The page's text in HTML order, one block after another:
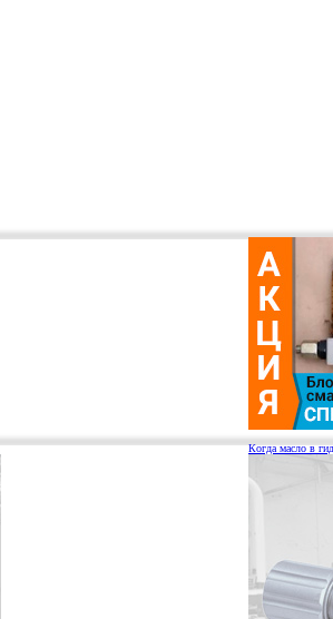
Когда масло в